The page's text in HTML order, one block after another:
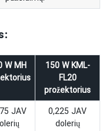
W MH
150 W KML-
FL20
prožektorius
JAV
0,225 JAV
dolerių